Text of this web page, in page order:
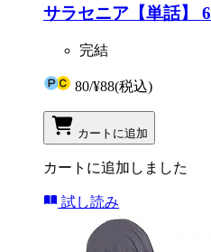
サラセニア【単話】 6
完結
80/¥88(税込)
カートに追加
カートに追加しました
試し読み